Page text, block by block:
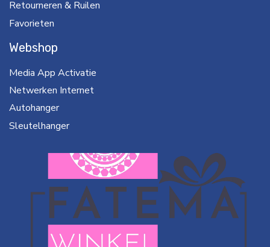
Retourneren & Ruilen
Favorieten
Webshop
Media App Activatie
Netwerken Internet
Autohanger
Sleutelhanger